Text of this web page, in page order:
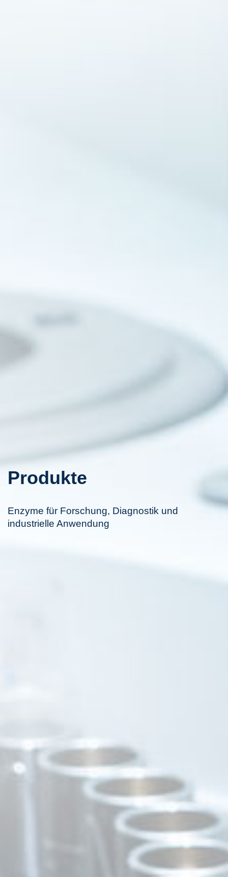
Produkte
Enzyme für Forschung, Diagnostik und
industrielle Anwendung